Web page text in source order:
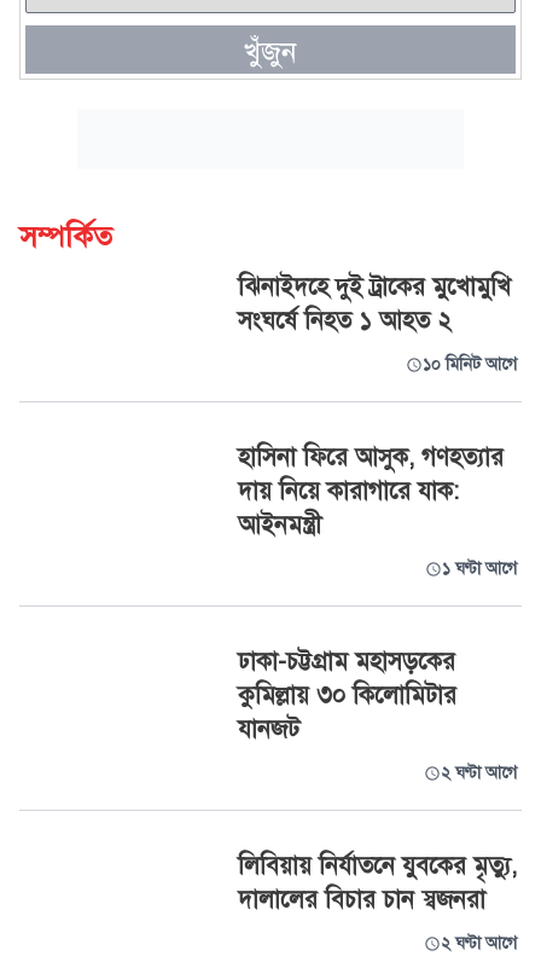
খুঁজুন
সম্পর্কিত
ঝিনাইদহে দুই ট্রাকের মুখোমুখি
সংঘর্ষে নিহত ১ আহত ২
১০ মিনিট আগে
হাসিনা ফিরে আসুক, গণহত্যার
দায় নিয়ে কারাগারে যাক:
আইনমন্ত্রী
১ ঘণ্টা আগে
ঢাকা-চট্টগ্রাম মহাসড়কের
কুমিল্লায় ৩০ কিলোমিটার
যানজট
২ ঘণ্টা আগে
লিবিয়ায় নির্যাতনে যুবকের মৃত্যু,
দালালের বিচার চান স্বজনরা
২ ঘণ্টা আগে